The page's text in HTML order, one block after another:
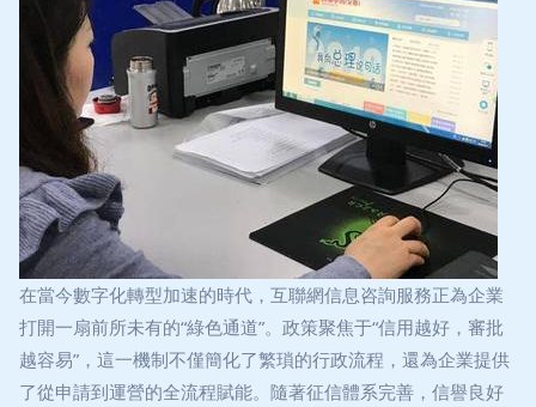
在當今數字化轉型加速的時代，互聯網信息咨詢服務正為企業
打開一扇前所未有的“綠色通道”。政策聚焦于“信用越好，審批
越容易”，這一機制不僅簡化了繁瑣的行政流程，還為企業提供
了從申請到運營的全流程賦能。隨著征信體系完善，信譽良好